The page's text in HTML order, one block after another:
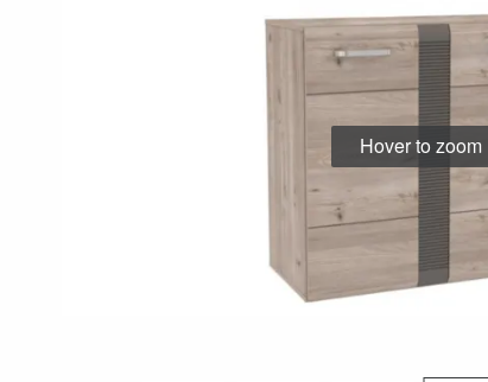
Hover to zoom